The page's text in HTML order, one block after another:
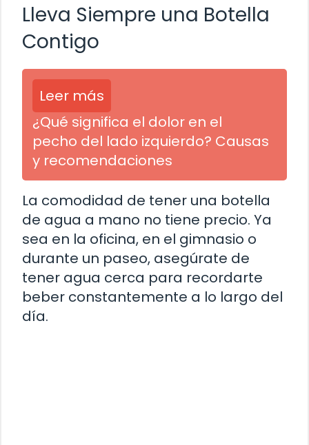
Lleva Siempre una Botella
Contigo
Leer más
¿Qué significa el dolor en el
pecho del lado izquierdo? Causas
y recomendaciones
La comodidad de tener una botella
de agua a mano no tiene precio. Ya
sea en la oficina, en el gimnasio o
durante un paseo, asegúrate de
tener agua cerca para recordarte
beber constantemente a lo largo del
día.